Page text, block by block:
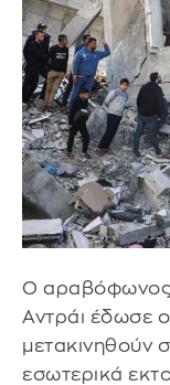
Ο αραβόφωνος
Αντράι έδωσε
μετακινηθούν
εσωτερικά